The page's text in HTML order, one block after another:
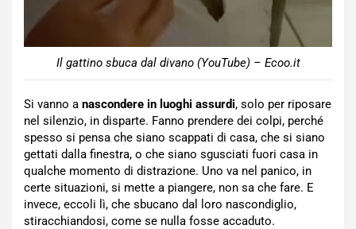
Il gattino sbuca dal divano (YouTube) – Ecoo.it
Si vanno a nascondere in luoghi assurdi, solo per riposare
nel silenzio, in disparte. Fanno prendere dei colpi, perché
spesso si pensa che siano scappati di casa, che si siano
gettati dalla finestra, o che siano sgusciati fuori casa in
qualche momento di distrazione. Uno va nel panico, in
certe situazioni, si mette a piangere, non sa che fare. E
invece, eccoli lì, che sbucano dal loro nascondiglio,
stiracchiandosi, come se nulla fosse accaduto.